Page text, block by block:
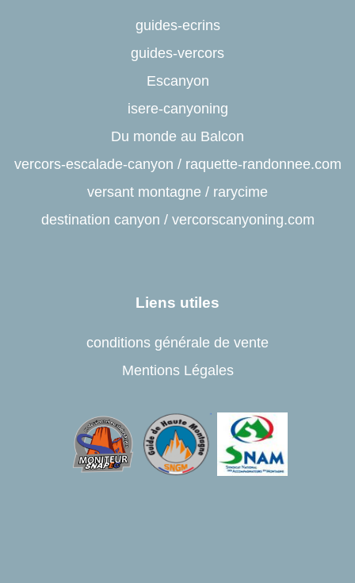
guides-ecrins
guides-vercors
Escanyon
isere-canyoning
Du monde au Balcon
vercors-escalade-canyon / raquette-randonnee.com
versant montagne / rarycime
destination canyon / vercorscanyoning.com
Liens utiles
conditions générale de vente
Mentions Légales